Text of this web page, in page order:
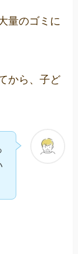
量のゴミに
から、子ど